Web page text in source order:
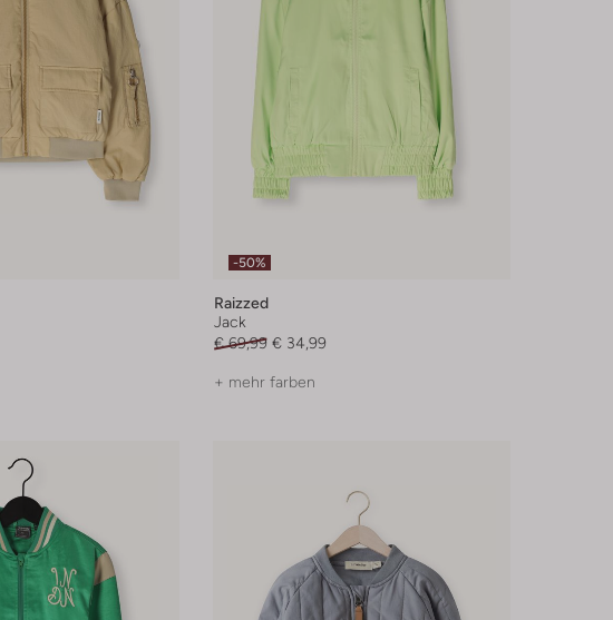
-50%
Raizzed
Jack
€ 69,99 € 34,99
+ mehr farben